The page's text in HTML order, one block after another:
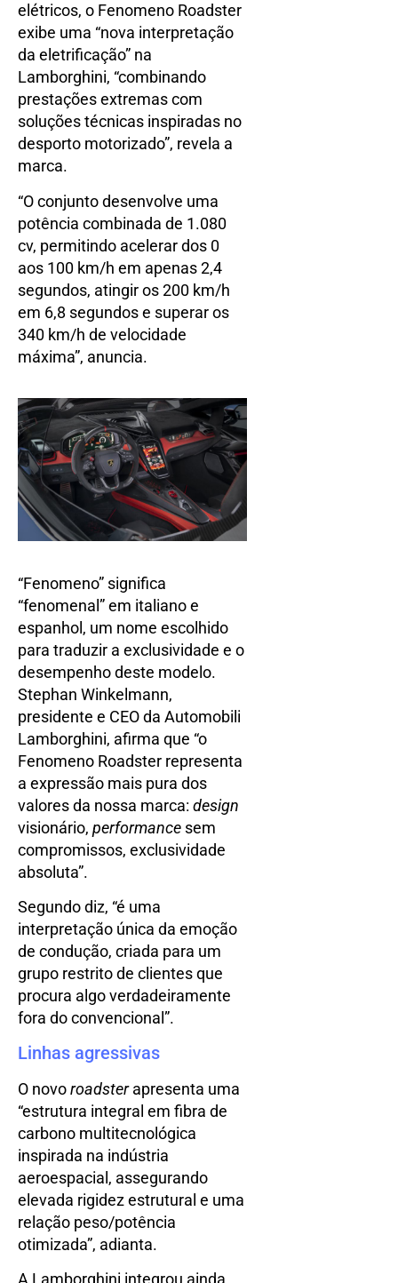
elétricos, o Fenomeno Roadster
exibe uma “nova interpretação
da eletrificação” na
Lamborghini, “combinando
prestações extremas com
soluções técnicas inspiradas no
desporto motorizado”, revela a
marca.
“O conjunto desenvolve uma
potência combinada de 1.080
cv, permitindo acelerar dos 0
aos 100 km/h em apenas 2,4
segundos, atingir os 200 km/h
em 6,8 segundos e superar os
340 km/h de velocidade
máxima”, anuncia.
“Fenomeno” significa
“fenomenal” em italiano e
espanhol, um nome escolhido
para traduzir a exclusividade e o
desempenho deste modelo.
Stephan Winkelmann,
presidente e CEO da Automobili
Lamborghini, afirma que “o
Fenomeno Roadster representa
a expressão mais pura dos
valores da nossa marca: design
visionário, performance sem
compromissos, exclusividade
absoluta”.
Segundo diz, “é uma
interpretação única da emoção
de condução, criada para um
grupo restrito de clientes que
procura algo verdadeiramente
fora do convencional”.
Linhas agressivas
O novoroadsterapresenta uma
“estrutura integral em fibra de
carbono multitecnológica
inspirada na indústria
aeroespacial, assegurando
elevada rigidez estrutural e uma
relação peso/potência
otimizada”, adianta.
A Lamborghini integrou ainda